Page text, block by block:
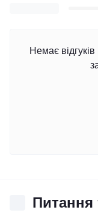
Немає
Питання